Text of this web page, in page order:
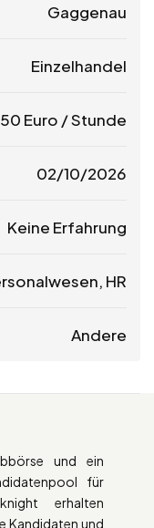
Gaggenau
Einzelhandel
Euro / Stunde
02/10/2026
Keine Erfahrung
HR
Andere
und ein
für
erhalten
Kandidaten und